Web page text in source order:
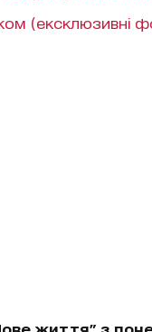
(ексклюзивні
життя" з